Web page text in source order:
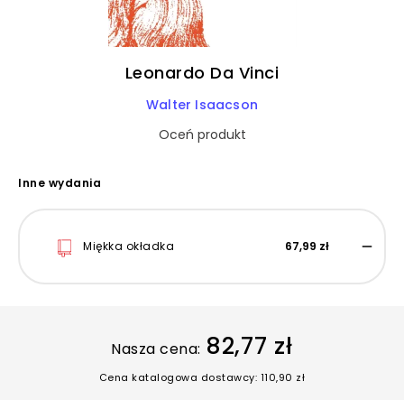
Leonardo Da Vinci
Walter Isaacson
Oceń produkt
Inne wydania
Miękka okładka 67,99 zł
Nasza cena: 82,77 zł
Cena katalogowa dostawcy: 110,90 zł